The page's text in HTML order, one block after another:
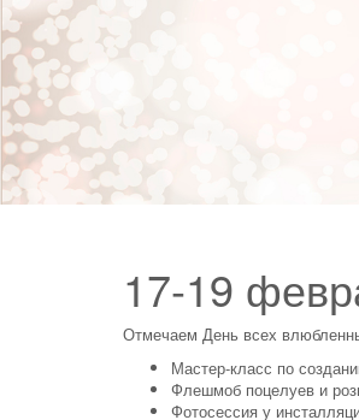
17-19
Отмечаем День всех
Мастер-класс по
Флешмоб поцелуев и
Фотосессия у